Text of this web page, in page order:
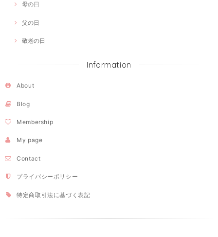
母の日
父の日
敬老の日
Information
About
Blog
Membership
My page
Contact
プライバシーポリシー
特定商取引法に基づく表記